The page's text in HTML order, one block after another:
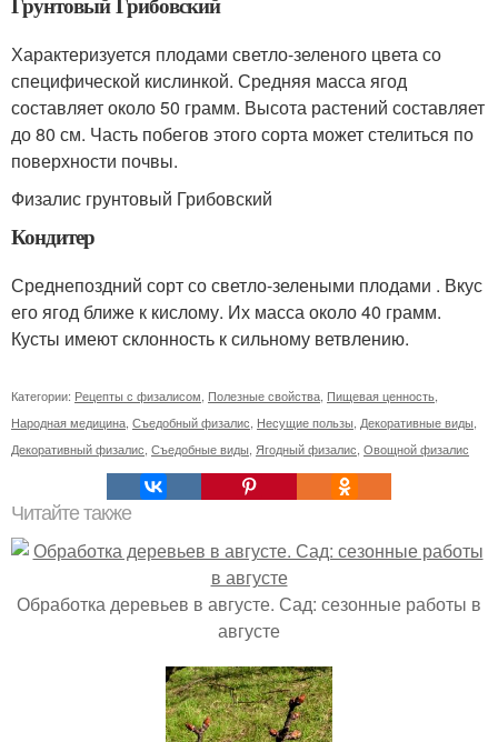
Характеризуется плодами светло-зеленого цвета со
специфической кислинкой. Средняя масса ягод
составляет около 50 грамм. Высота растений составляет
до 80 см. Часть побегов этого сорта может стелиться по
поверхности почвы.
Физалис грунтовый Грибовский
Кондитер
Среднепоздний сорт со светло-зелеными плодами . Вкус
его ягод ближе к кислому. Их масса около 40 грамм.
Кусты имеют склонность к сильному ветвлению.
Категории: Рецепты с физалисом Полезные свойства Пищевая ценность
Народная медицина Съедобный физалис Несущие пользы Декоративные виды
Декоративный физалис Съедобные виды Ягодный физалис Овощной физалис
Читайте также
Обработка деревьев в августе. Сад: сезонные работы в
августе